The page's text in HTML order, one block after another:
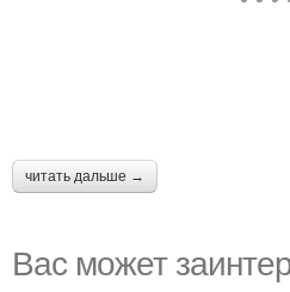
читать дальше →
Вас может